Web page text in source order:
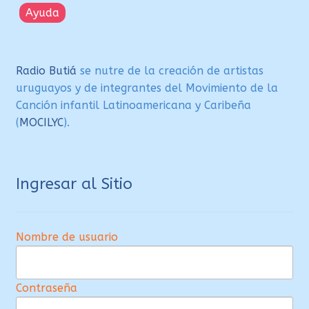
Ayuda
Radio Butiá se nutre de la creación de artistas
uruguayos y de integrantes del Movimiento de la
Canción infantil Latinoamericana y Caribeña
(MOCILYC).
Ingresar al Sitio
Nombre de usuario
Contraseña